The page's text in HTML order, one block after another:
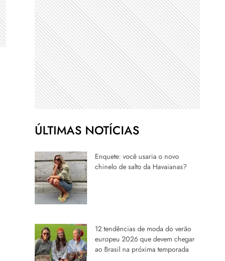
ÚLTIMAS NOTÍCIAS
Enquete: você usaria o novo
chinelo de salto da Havaianas?
12 tendências de moda do verão
europeu 2026 que devem chegar
ao Brasil na próxima temporada